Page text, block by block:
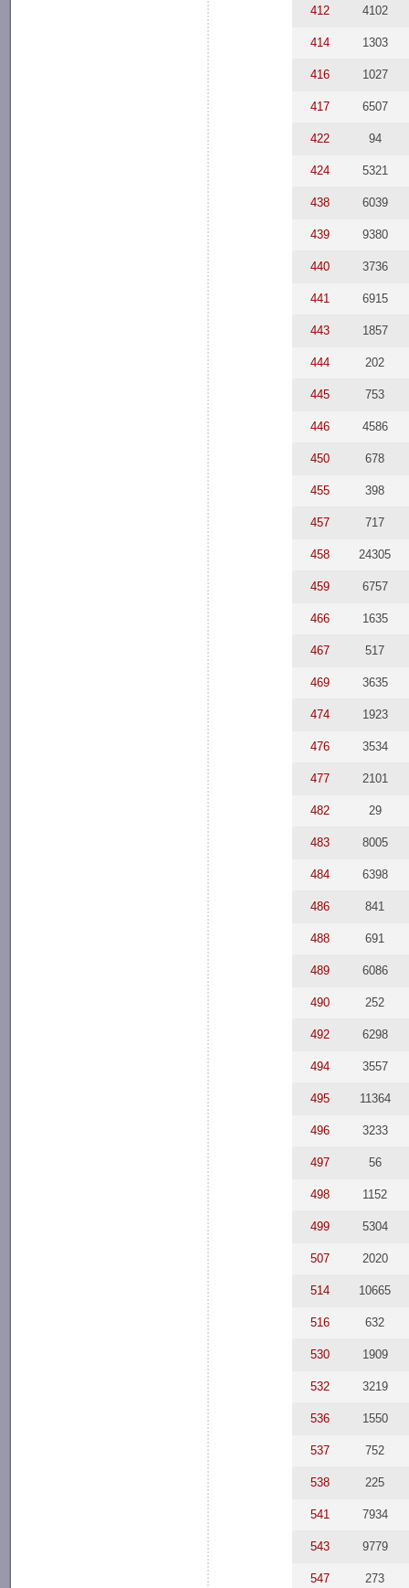
412 4102
414 1303
416 1027
417 6507
422 94
424 5321
438 6039
439 9380
440 3736
441 6915
443 1857
444 202
445 753
446 4586
450 678
455 398
457 717
458 24305
459 6757
466 1635
467 517
469 3635
474 1923
476 3534
477 2101
482 29
483 8005
484 6398
486 841
488 691
489 6086
490 252
492 6298
494 3557
495 11364
496 3233
497 56
498 1152
499 5304
507 2020
514 10665
516 632
530 1909
532 3219
536 1550
537 752
538 225
541 7934
543 9779
547 273